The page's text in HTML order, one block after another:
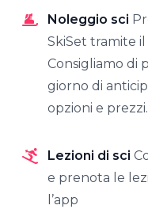
Noleggio sci
SkiSet tramite
Consigliamo di
giorno di
opzioni e prezzi.
Lezioni di sci
e prenota le
l’app